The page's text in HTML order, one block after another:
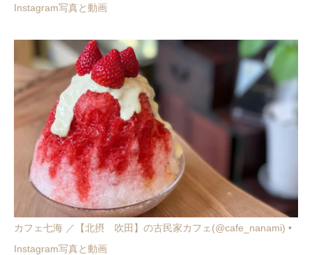
Instagram写真と動画
カフェ七海 ／【北摂 吹田】の古民家カフェ(@cafe_nanami) •
Instagram写真と動画